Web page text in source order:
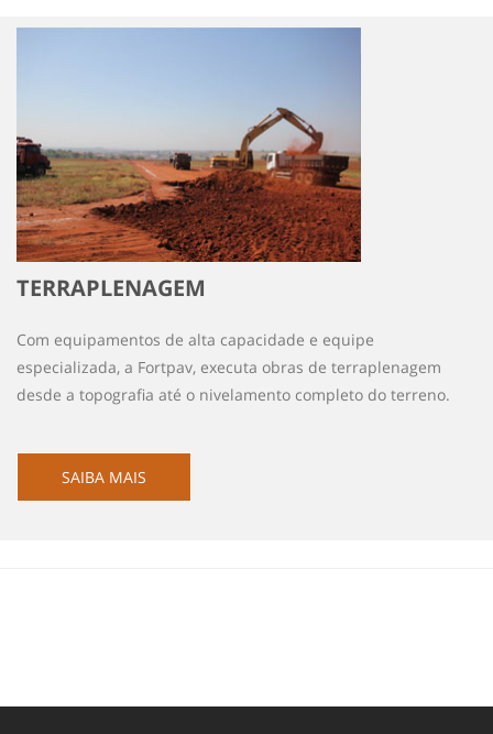
TERRAPLENAGEM
Com equipamentos de alta capacidade e equipe
especializada, a Fortpav, executa obras de terraplenagem
desde a topografia até o nivelamento completo do terreno.
SAIBA MAIS